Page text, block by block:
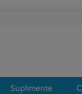
Suplimente